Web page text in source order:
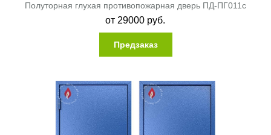
Полуторная глухая противопожарная дверь ПД-ПГ011c
от 29000 руб.
Предзаказ